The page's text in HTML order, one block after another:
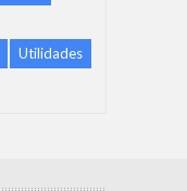
Utilidades